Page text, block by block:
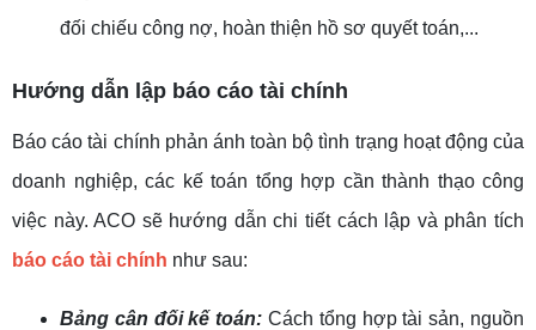
đối chiếu công nợ, hoàn thiện hồ sơ quyết toán,...
Hướng dẫn lập báo cáo tài chính
Báo cáo tài chính phản ánh toàn bộ tình trạng hoạt động của
doanh nghiệp, các kế toán tổng hợp cần thành thạo công
việc này. ACO sẽ hướng dẫn chi tiết cách lập và phân tích
báo cáo tài chính như sau:
Bảng cân đối kế toán: Cách tổng hợp tài sản, nguồn